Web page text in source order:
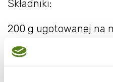
Składniki:
200 g ugotowanej na
100-150 g zielonej
puszki)